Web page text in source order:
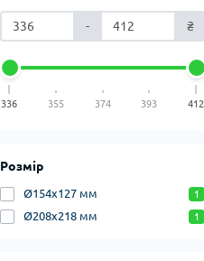
- ₴
336 355 374 393 412
Розмір
Ø154х127 мм 1
Ø208х218 мм 1